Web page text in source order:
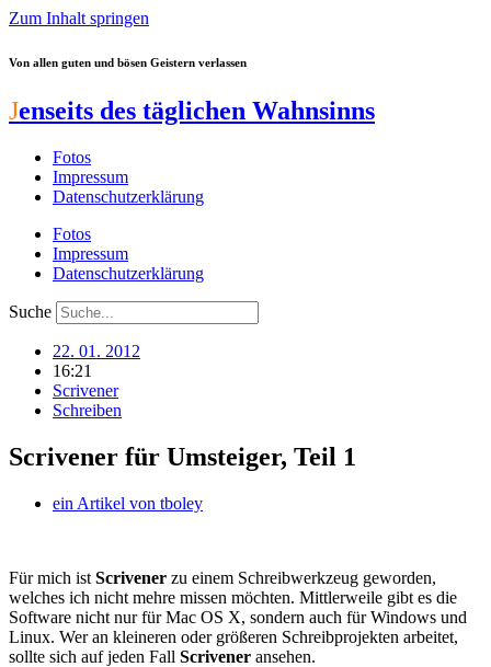
Zum Inhalt springen
Von allen guten und bösen Geistern verlassen
Jenseits des täglichen Wahnsinns
Fotos
Impressum
Datenschutzerklärung
Fotos
Impressum
Datenschutzerklärung
Suche
22. 01. 2012
16:21
Scrivener
Schreiben
Scrivener für Umsteiger, Teil 1
ein Artikel von tboley
Für mich ist Scrivener zu einem Schreibwerkzeug geworden,
welches ich nicht mehre missen möchten. Mittlerweile gibt es die
Software nicht nur für Mac OS X, sondern auch für Windows und
Linux. Wer an kleineren oder größeren Schreibprojekten arbeitet,
sollte sich auf jeden Fall Scrivener ansehen.